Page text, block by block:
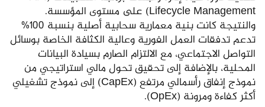
Lifecycle Management) على مستوى المؤسسة.
والنتيجة كانت بنية معمارية سحابية أصلية بنسبة 100%
تدعم تدفقات العمل الفورية وعالية الكثافة الخاصة بوسائل
التواصل الاجتماعي، مع الالتزام الصارم بسيادة البيانات
المحلية، بالإضافة إلى تحقيق تحول مالي استراتيجي من
نموذج إنفاق رأسمالي مرتفع (CapEx) إلى نموذج تشغيلي
أكثر كفاءة ومرونة (OpEx).